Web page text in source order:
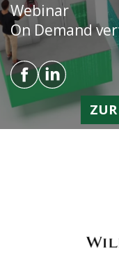
Webinar
On Demand